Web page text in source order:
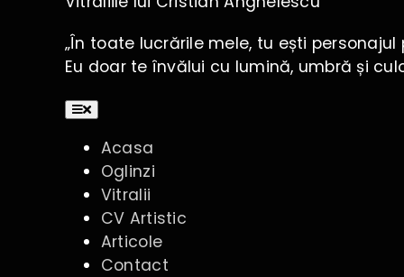
„În toate lucrările mele, tu ești personajul
Eu doar te învălui cu lumină, umbră și
Toggle
Navigation
Acasa
Oglinzi
Vitralii
CV Artistic
Articole
Contact